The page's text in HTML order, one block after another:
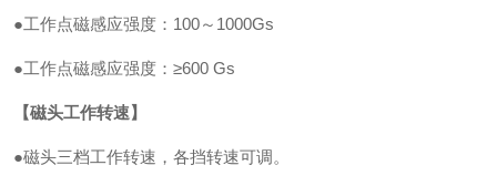
●工作点磁感应强度：100～1000Gs
●工作点磁感应强度：≥600 Gs
【磁头工作转速】
●磁头三档工作转速，各挡转速可调。